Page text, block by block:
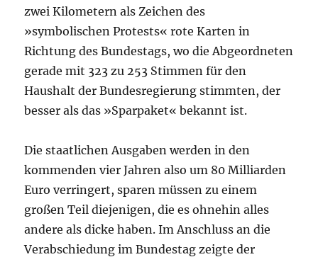
zwei Kilometern als Zeichen des
»symbolischen Protests« rote Karten in
Richtung des Bundestags, wo die Abgeordneten
gerade mit 323 zu 253 Stimmen für den
Haushalt der Bundesregierung stimmten, der
besser als das »Sparpaket« bekannt ist.
Die staatlichen Ausgaben werden in den
kommenden vier Jahren also um 80 Milliarden
Euro verringert, sparen müssen zu einem
großen Teil diejenigen, die es ohnehin alles
andere als dicke haben. Im Anschluss an die
Verabschiedung im Bundestag zeigte der